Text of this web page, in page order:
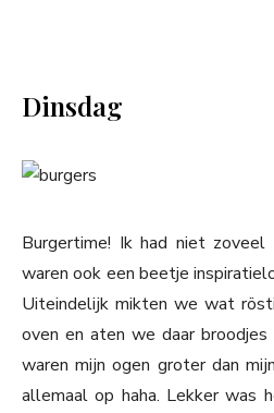
Dinsdag
Burgertime! Ik had niet
waren ook een beetje
Uiteindelijk mikten we wat
oven en aten we daar broodjes
waren mijn ogen groter dan
allemaal op haha. Lekker was